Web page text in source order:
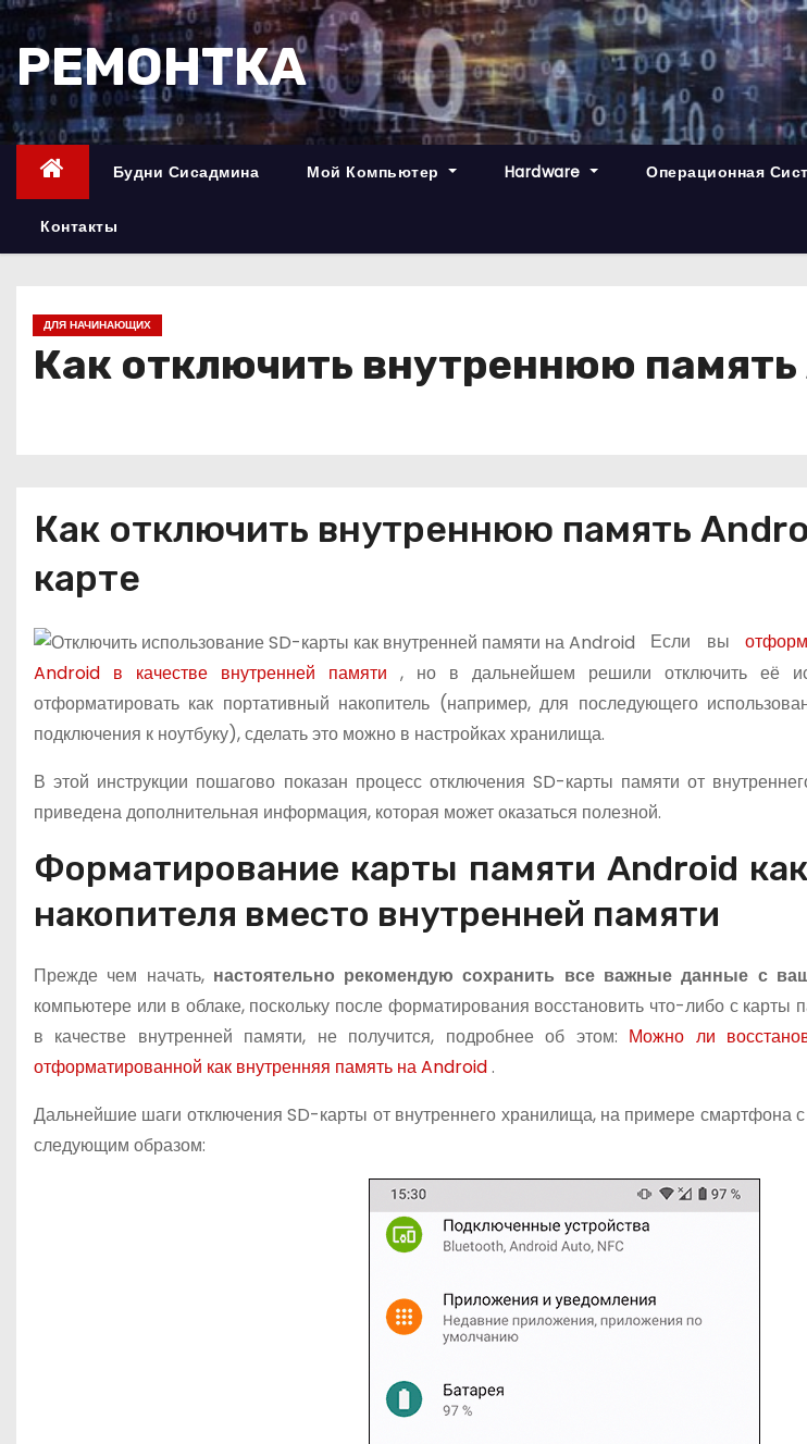
П
р
е
й
с
РЕМОНТКА
Будни Сисадмина Мой Компьютер Hardware Операционная
Контакты
ДЛЯ НАЧИНАЮЩИХ
Как отключить внутреннюю память
Как отключить внутреннюю память
карте
Если вы
Android в качестве внутренней памяти , но в дальнейшем решили отключить её
отформатировать как портативный накопитель (например, для последующего
подключения к ноутбуку), сделать это можно в настройках хранилища.
В этой инструкции пошагово показан процесс отключения SD-карты памяти от
приведена дополнительная информация, которая может оказаться полезной.
Форматирование карты памяти Android
накопителя вместо внутренней памяти
Прежде чем начать, настоятельно рекомендую сохранить все важные данные с
компьютере или в облаке, поскольку после форматирования восстановить что-либо с карты
в качестве внутренней памяти, не получится, подробнее об этом: Можно ли
отформатированной как внутренняя память на Android.
Дальнейшие шаги отключения SD-карты от внутреннего хранилища, на примере смартфона
следующим образом: